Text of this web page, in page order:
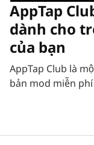
AppTap
dành cho
của bạn
AppTap Club là
bản mod miễn